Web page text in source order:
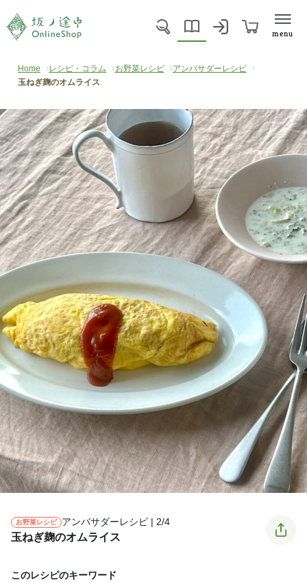
menu
Home レシピ・コラム お野菜レシピ
アンバサダーレシピ
玉ねぎ麹のオムライス
お野菜レシピ アンバサダーレシピ | 2/4
玉ねぎ麹のオムライス
このレシピのキーワード